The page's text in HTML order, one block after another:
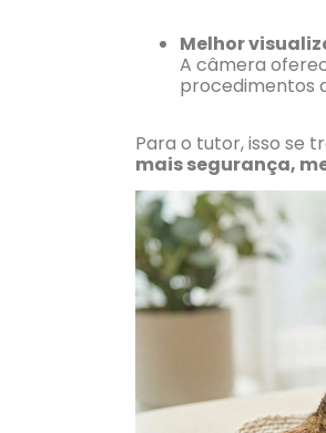
Melhor
A câmera
procedimentos
Para o tutor, isso se
mais segurança,